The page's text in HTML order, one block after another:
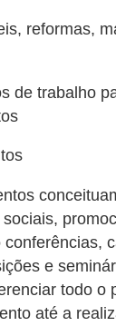
reformas,
de trabalho
e
todo o
até a